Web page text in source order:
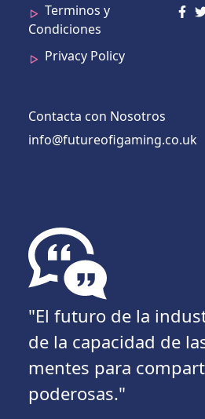
Terminos y
Condiciones
Privacy Policy
Contacta con Nosotros
info@futureofigaming.co.uk
"El futuro de la
de la capacidad de
mentes para
poderosas."